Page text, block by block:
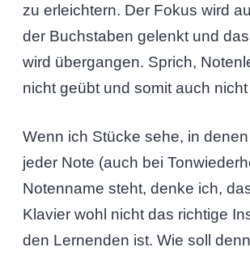
zu erleichtern. Der Fokus wird
der Buchstaben gelenkt und
wird übergangen. Sprich,
nicht geübt und somit auch
Wenn ich Stücke sehe, in
jeder Note (auch bei
Notenname steht, denke ich,
Klavier wohl nicht das richtige
den Lernenden ist. Wie soll